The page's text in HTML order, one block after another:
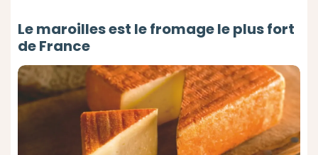
Le maroilles est le fromage le plus fort
de France